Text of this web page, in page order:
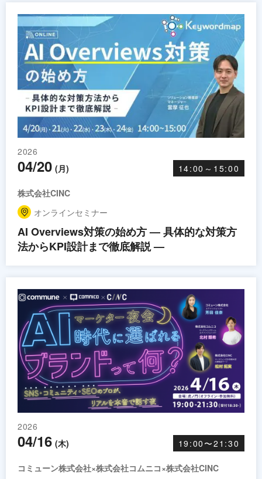
2026
04/20 (月) 14:00～15:00
株式会社CINC
オンラインセミナー
AI Overviews対策の始め方 — 具体的な対策方
法からKPI設計まで徹底解説 —
2026
04/16 (木) 19:00〜21:30
コミューン株式会社×株式会社コムニコ×株式会社CINC